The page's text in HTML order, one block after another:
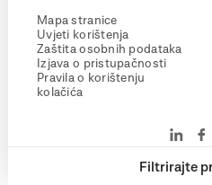
Filtrirajte
Mapa stranice
Uvjeti korištenja
Zaštita osobnih podataka
Izjava o pristupačnosti
Pravila o korištenju
kolačića